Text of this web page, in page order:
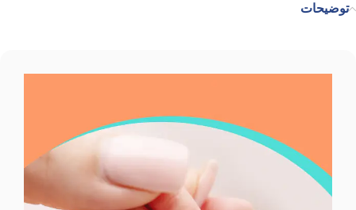
توضیحات